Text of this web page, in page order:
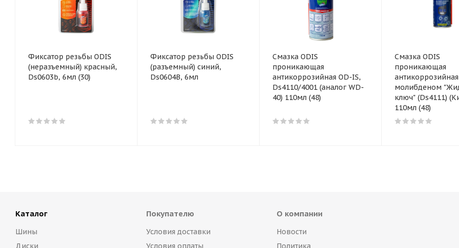
Фиксатор резьбы ODIS
(неразъемный) красный,
Ds0603b, 6мл (30)
Фиксатор резьбы ODIS
(разъемный) синий,
Ds0604B, 6мл
Смазка ODIS
проникающая
антикоррозийная OD-IS,
Ds4110/4001 (аналог WD-
40) 110мл (48)
Смазка ODIS
проникающая
молибденом
ключ" (Ds4111)
110мл (48)
Каталог
Шины
Диски
Покупателю
Условия доставки
Условия оплаты
О компании
Новости
Политика